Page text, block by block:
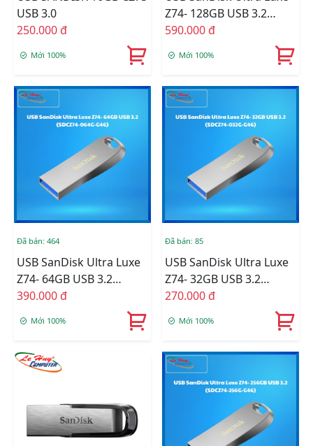
USB 3.0
250.000 đ
Mới 100%
Z74- 128GB USB 3.2
(SDCZ74-128G-G46)
590.000 đ
Mới 100%
Đã bán: 464
USB SanDisk Ultra Luxe
Z74- 64GB USB 3.2
(SDCZ74-064G-G46)
390.000 đ
Mới 100%
Đã bán: 85
USB SanDisk Ultra Luxe
Z74- 32GB USB 3.2
(SDCZ74-032G-G46)
270.000 đ
Mới 100%